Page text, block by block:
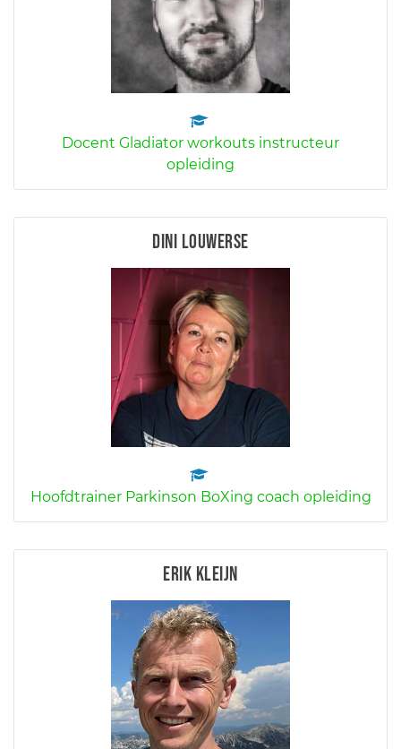
Docent Gladiator workouts instructeur
opleiding
Dini Louwerse
Hoofdtrainer Parkinson BoXing coach opleiding
Erik Kleijn